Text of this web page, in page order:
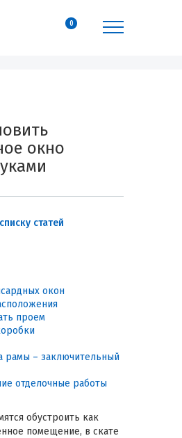
0
окно
статей
окон
проем
рамы – заключительный
отделочные работы
обустроить как
помещение, в скате